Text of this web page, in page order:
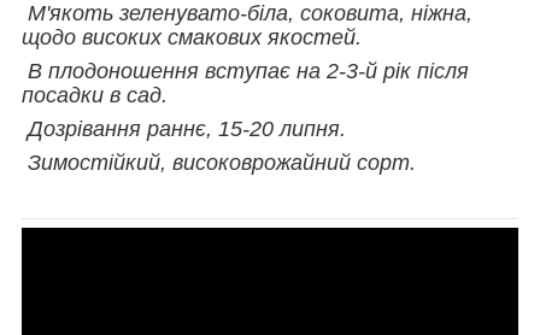
М'якоть зеленувато-біла, соковита, ніжна,
щодо високих смакових якостей.
В плодоношення вступає на 2-3-й рік після
посадки в сад.
Дозрівання раннє, 15-20 липня.
Зимостійкий, високоврожайний сорт.